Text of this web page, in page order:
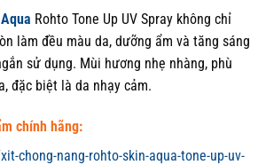
Rohto Tone Up UV Spray không chỉ
làm đều màu da, dưỡng ẩm và tăng sáng
sử dụng. Mùi hương nhẹ nhàng, phù
đặc biệt là da nhạy cảm.
chính hãng:
chong-nang-rohto-skin-aqua-tone-up-uv-